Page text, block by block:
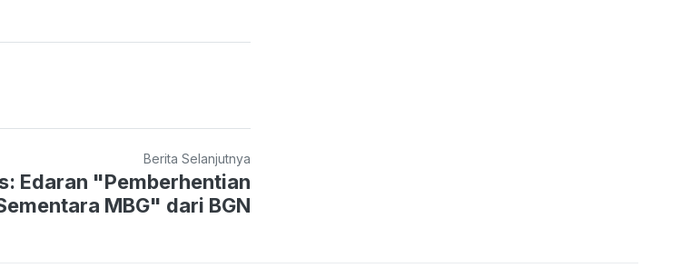
Berita Selanjutnya
Edaran "Pemberhentian
MBG" dari BGN